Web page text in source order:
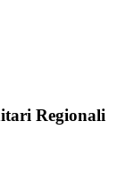
Regionali